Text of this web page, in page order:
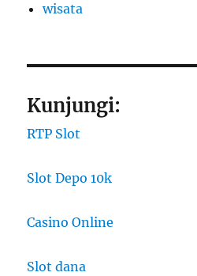
wisata
Kunjungi:
RTP Slot
Slot Depo 10k
Casino Online
Slot dana